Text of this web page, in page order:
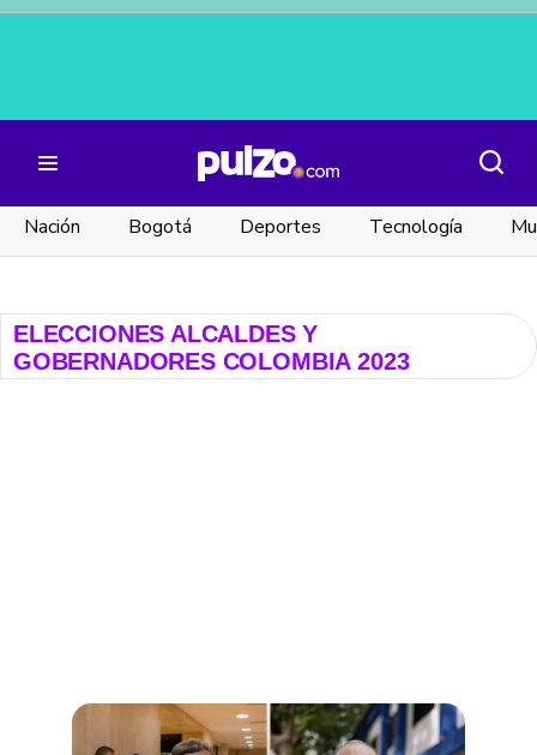
Nación Bogotá Deportes Tecnología
ELECCIONES ALCALDES Y
GOBERNADORES COLOMBIA 2023